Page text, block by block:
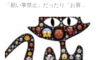
「願い事禁止」だったり「お賽...